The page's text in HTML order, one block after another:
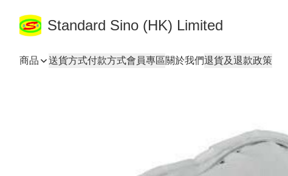
Standard Sino (HK) Limited
商品 送貨方式付款方式會員專區關於我們退貨及退款政策